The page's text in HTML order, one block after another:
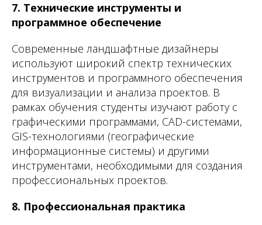
7. Технические инструменты и
программное обеспечение
Современные ландшафтные дизайнеры
используют широкий спектр технических
инструментов и программного обеспечения
для визуализации и анализа проектов. В
рамках обучения студенты изучают работу с
графическими программами, CAD-системами,
GIS-технологиями (географические
информационные системы) и другими
инструментами, необходимыми для создания
профессиональных проектов.
8. Профессиональная практика